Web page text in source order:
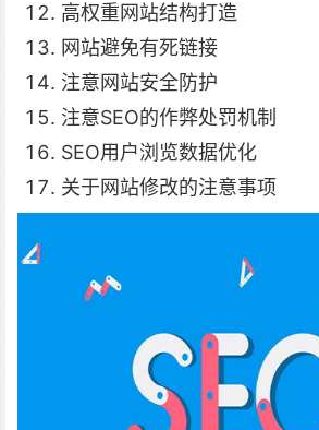
高权重网站结构打造
网站避免有死链接
注意网站安全防护
注意SEO的作弊处罚机制
SEO用户浏览数据优化
关于网站修改的注意事项